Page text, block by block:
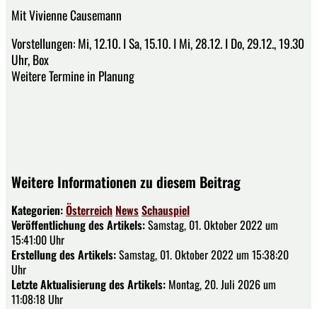
Mit Vivienne Causemann
Vorstellungen: Mi, 12.10. I Sa, 15.10. I Mi, 28.12. I Do, 29.12., 19.30
Uhr, Box
Weitere Termine in Planung
Weitere Informationen zu diesem Beitrag
Kategorien:Österreich NewsSchauspiel
Veröffentlichung des Artikels:Samstag, 01. Oktober 2022 um
15:41:00 Uhr
Erstellung des Artikels:Samstag, 01. Oktober 2022 um 15:38:20
Uhr
Letzte Aktualisierung des Artikels: Montag, 20. Juli 2026 um
11:08:18 Uhr